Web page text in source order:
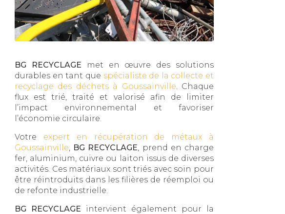
BG RECYCLAGE met en œuvre des solutions
durables en tant que spécialiste de la collecte et
recyclage des déchets à Goussainville. Chaque
flux est trié, traité et valorisé afin de limiter
l’impact environnemental et favoriser
l’économie circulaire.
Votre expert en récupération de métaux à
Goussainville, BG RECYCLAGE, prend en charge
fer, aluminium, cuivre ou laiton issus de diverses
activités. Ces matériaux sont triés avec soin pour
être réintroduits dans les filières de réemploi ou
de refonte industrielle.
BG RECYCLAGE intervient également pour la